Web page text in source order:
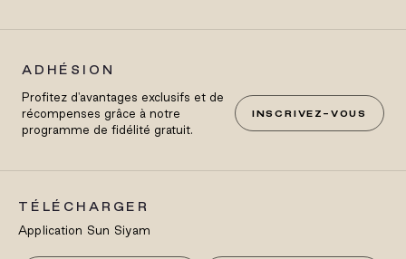
ADHÉSION
Profitez d'avantages exclusifs et de
récompenses grâce à notre
programme de fidélité gratuit.
INSCRIVEZ-VOUS
TÉLÉCHARGER
Application Sun Siyam